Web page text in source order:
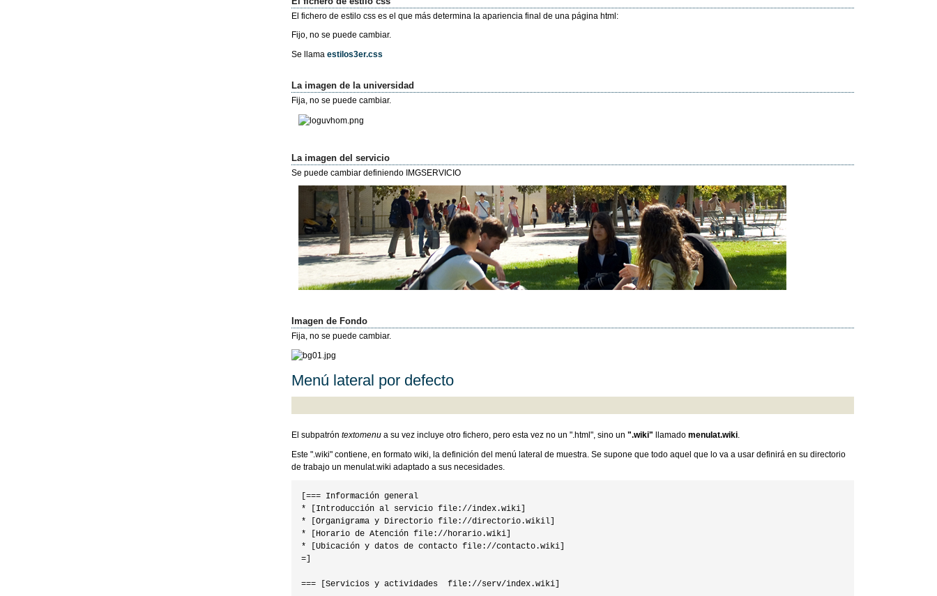
El fichero de estilo css es el que más determina la apariencia final de una página html:
Fijo, no se puede cambiar.
Se llama estilos3er.css
La imagen de la universidad
Fija, no se puede cambiar.
La imagen del servicio
Se puede cambiar definiendo IMGSERVICIO
Imagen de Fondo
Fija, no se puede cambiar.
Menú lateral por defecto
El subpatrón textomenua su vez incluye otro fichero, pero esta vez no un ".html", sino un ".wiki" llamado menulat.wiki.
Este ".wiki" contiene, en formato wiki, la definición del menú lateral de muestra. Se supone que todo aquel que lo va a usar definirá en su directorio
de trabajo un menulat.wiki adaptado a sus necesidades.
[=== Información general
* [Introducción al servicio file://index.wiki]
* [Organigrama y Directorio file://directorio.wikil]
* [Horario de Atención file://horario.wiki]
* [Ubicación y datos de contacto file://contacto.wiki]
=]
=== [Servicios y actividades  file://serv/index.wiki]